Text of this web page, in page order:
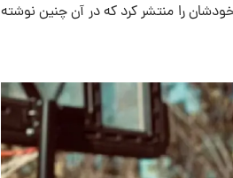
را منتشر کرد که در آن چنین نوشته